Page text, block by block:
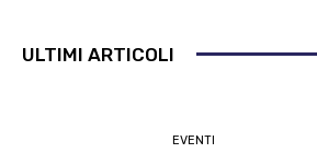
ULTIMI ARTICOLI
EVENTI